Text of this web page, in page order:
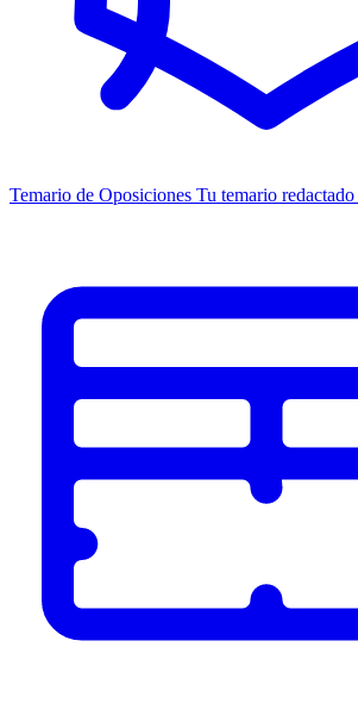
Temario de Oposiciones Tu temario